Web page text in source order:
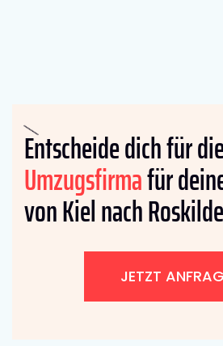
Entscheide dich für
Umzugsfirmafür
von Kiel nach
JETZT